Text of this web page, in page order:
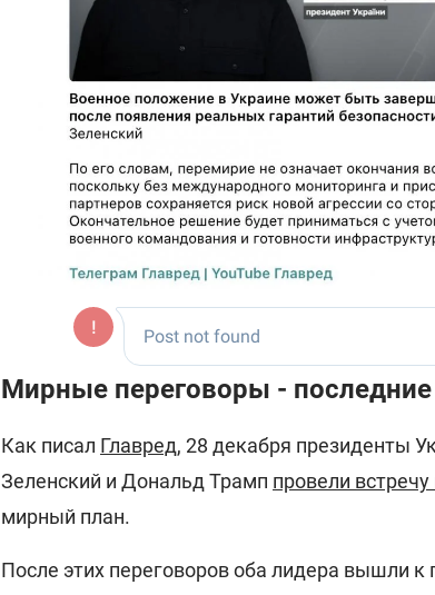
Мирные переговоры - последние
Как писал Главред, 28 декабря президенты
Зеленский и Дональд Трамп провели
мирный план.
После этих переговоров оба лидера вышли к